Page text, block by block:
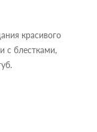
красивого
с блестками,